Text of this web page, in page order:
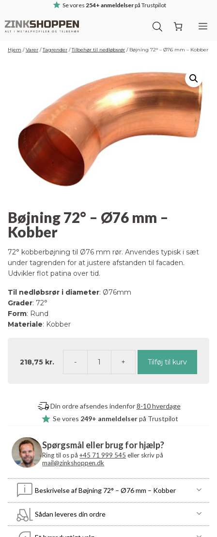
indhold
Se vores 254+ anmeldelserpå Trustpilot
Hjem /Varer /Tagrender /Tilbehør til nedløbsrør / Bøjning 72° – Ø76 mm – Kobber
Bøjning 72° – Ø76 mm –
Kobber
72° kobberbøjning til Ø76 mm rør. Anvendes typisk i sæt
under tagrenden for at justere afstanden til facaden.
Udvikler flot patina over tid.
Til nedløbsrør i diameter: Ø76mm
Grader: 72°
Form: Rund
Materiale: Kobber
218,75 kr.
Bøjning
mm
–
antal
Tilføj til kurv
Din ordre afsendes indenfor8-10 hverdage
Se vores 249+ anmeldelserpå Trustpilot
Spørgsmål eller brug for hjælp?
Ring til os på+45 71 999 545 eller skriv på
mail@zinkshoppen.dk
Beskrivelse af Bøjning 72° – Ø76 mm – Kobber
Sådan leveres din ordre